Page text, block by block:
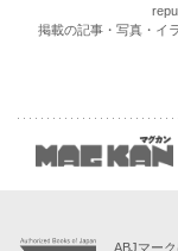
掲載の記事・写真・イ
ABJマー